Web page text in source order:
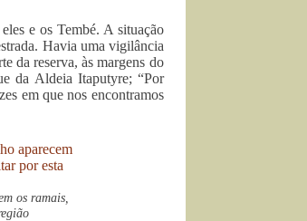
e os Tembé. A situação
Havia uma vigilância
da reserva, às margens do
da Aldeia Itaputyre; “Por
em que nos encontramos
os ramais,